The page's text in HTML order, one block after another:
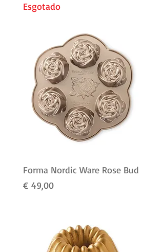
Esgotado
Forma Nordic Ware Rose Bud
Preço
€ 49,00